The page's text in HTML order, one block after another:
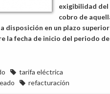
exigibilidad del
cobro de
disposición en un plazo superior
la fecha de inicio del periodo de
tarifa eléctrica
refacturación